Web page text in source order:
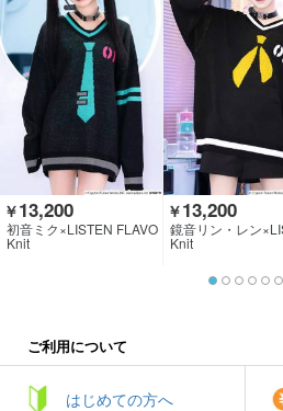
￥13,200
初音ミク×LISTEN FLAVO
R
Knit
￥13,200
鏡音リン・レン
FLAVOR
Knit
ご利用について
はじめての方へ